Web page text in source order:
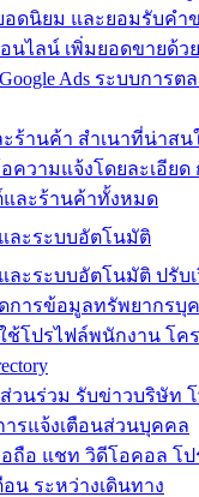
ดนิยม และยอมรับคำ
นไลน์ เพิ่มยอดขายด้ว
Ads ระบบการ
ะร้านค้า สำเนาที่น่าสน
ความแจ้งโดยละเอีย
ละร้านค้าทั้งหมด
ละระบบอัตโนมัติ
ละระบบอัตโนมัติ ปรับ
การข้อมูลทรัพยากรบุ
ช้โปรไฟล์พนักงาน โค
วนร่วม รับข่าวบริษัท
รแจ้งเตือนส่วนบุคคล
ถือ แชท วิดีโอคอล โ
น ระหว่างเดินทาง